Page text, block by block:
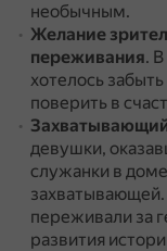
необычным.
Желание
переживания.
хотелось
поверить в
девушки,
служанки в
захватывающей.
переживали за
развития